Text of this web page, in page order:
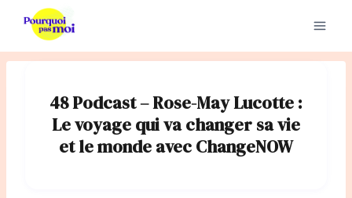
contenu
48 Podcast – Rose-May Lucotte :
Le voyage qui va changer sa vie
et le monde avec ChangeNOW